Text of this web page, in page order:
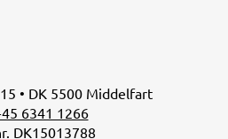
• DK 5500 Middelfart
6341 1266
DK15013788